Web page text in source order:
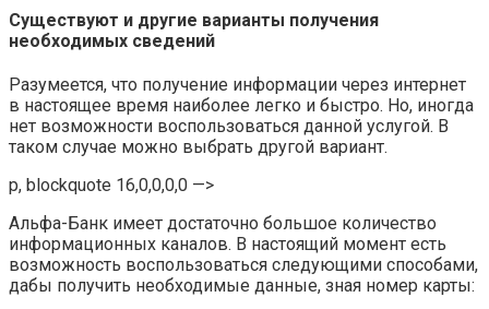
Существуют и другие варианты получения
необходимых сведений
Разумеется, что получение информации через интернет
в настоящее время наиболее легко и быстро. Но, иногда
нет возможности воспользоваться данной услугой. В
таком случае можно выбрать другой вариант.
p, blockquote 16,0,0,0,0 —>
Альфа-Банк имеет достаточно большое количество
информационных каналов. В настоящий момент есть
возможность воспользоваться следующими способами,
дабы получить необходимые данные, зная номер карты: